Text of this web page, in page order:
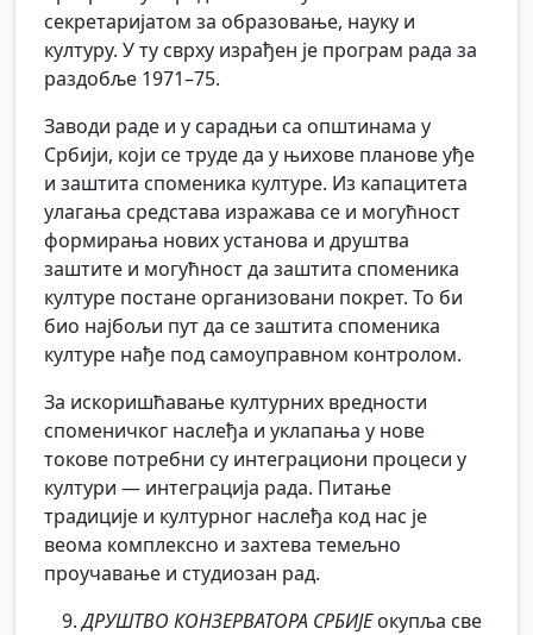
секретаријатом за образовање, науку и
културу. У ту сврху израђен је програм рада за
раздобље 1971–75.
Заводи раде и у сарадњи са општинама у
Србији, који се труде да у њихове планове уђе
и заштита споменика културе. Из капацитета
улагања средстава изражава се и могућност
формирања нових установа и друштва
заштите и могућност да заштита споменика
културе постане организовани покрет. То би
био најбољи пут да се заштита споменика
културе нађе под самоуправном контролом.
За искоришћавање културних вредности
споменичког наслеђа и уклапања у нове
токове потребни су интеграциони процеси у
култури — интеграција рада. Питање
традиције и културног наслеђа код нас је
веома комплексно и захтева темељно
проучавање и студиозан рад.
ДРУШТВО КОНЗЕРВАТОРА СРБИЈЕокупља све